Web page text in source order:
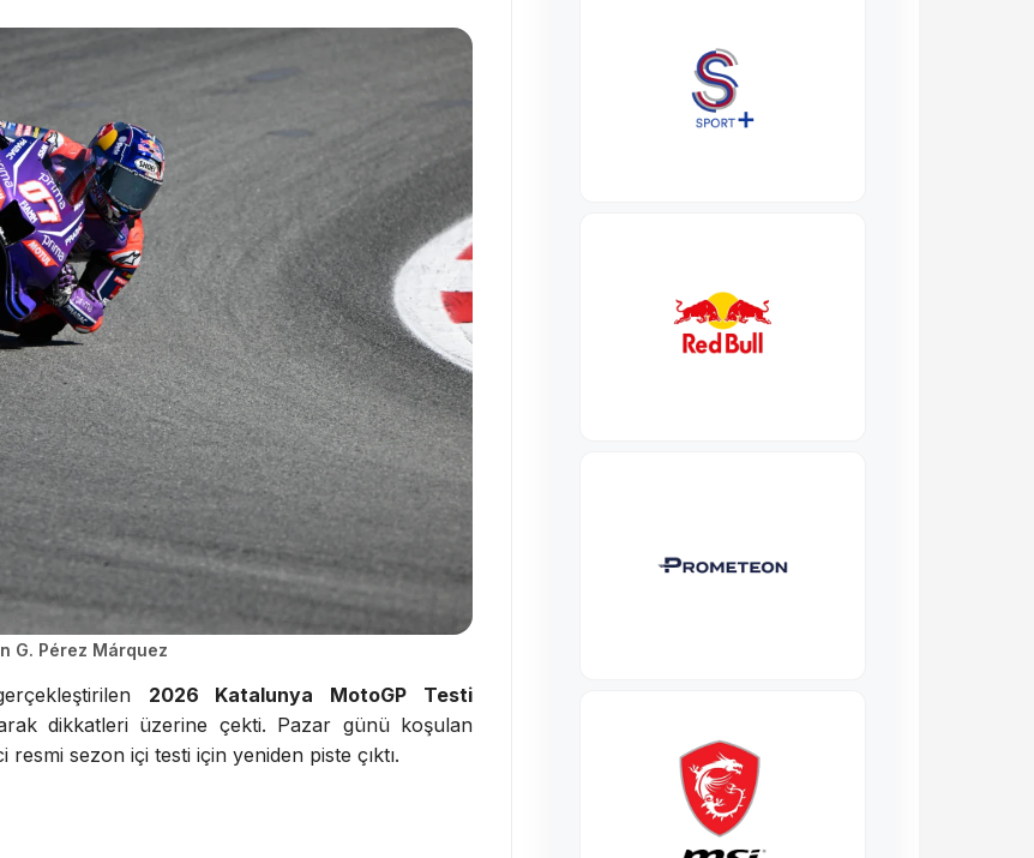
G. Pérez Márquez
2026 Katalunya MotoGP Testi
dikkatleri üzerine çekti. Pazar günü koşulan
resmi sezon içi testi için yeniden piste çıktı.